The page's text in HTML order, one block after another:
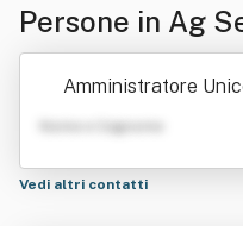
Persone in Ag
Amministratore
Nome e Cognome
Vedi altri contatti